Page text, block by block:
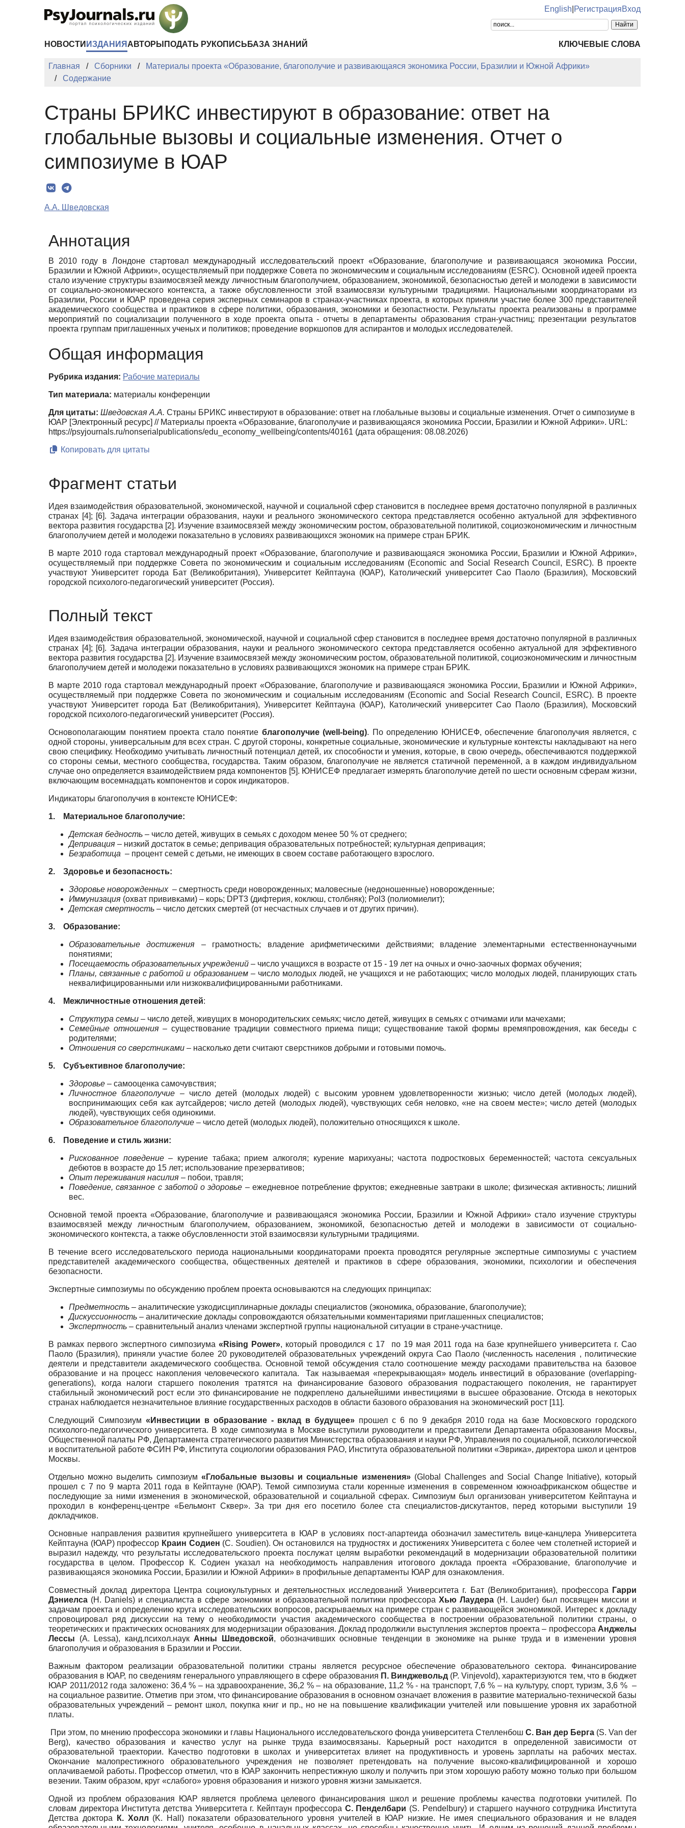
English РегистрацияВход
НОВОСТИ ИЗДАНИЯ АВТОРЫ ПОДАТЬ РУКОПИСЬ БАЗА ЗНАНИЙ КЛЮЧЕВЫЕ СЛОВА
Главная Сборники
Материалы проекта «Образование, благополучие и развивающаяся экономика России, Бразилии и Южной Африки»
Содержание
Страны БРИКС инвестируют в образование: ответ на
глобальные вызовы и социальные изменения. Отчет о
симпозиуме в ЮАР
А.А. Шведовская
Аннотация
В 2010 году в Лондоне стартовал международный исследовательский проект «Образование, благополучие и развивающаяся экономика России,
Бразилии и Южной Африки», осуществляемый при поддержке Cовета по экономическим и социальным исследованиям (ESRC). Основной идеей проекта
стало изучение структуры взаимосвязей между личностным благополучием, образованием, экономикой, безопасностью детей и молодежи в зависимости
от социально-экономического контекста, а также обусловленности этой взаимосвязи культурными традициями. Национальными координаторами из
Бразилии, России и ЮАР проведена серия эксперных семинаров в странах-участниках проекта, в которых приняли участие более 300 представителей
академического сообщества и практиков в сфере политики, образования, экономики и безопастности. Результаты проекта реализованы в программе
мероприятий по социализации полученного в ходе проекта опыта - отчеты в департаменты образования стран-участниц; презентации результатов
проекта группам приглашенных ученых и политиков; проведение воркшопов для аспирантов и молодых исследователей.
Общая информация
Рубрика издания: Рабочие материалы
Тип материала: материалы конференции
Для цитаты: Шведовская А.А. Страны БРИКС инвестируют в образование: ответ на глобальные вызовы и социальные изменения. Отчет о симпозиуме в
ЮАР [Электронный ресурс] // Материалы проекта «Образование, благополучие и развивающаяся экономика России, Бразилии и Южной Африки». URL:
https://psyjournals.ru/nonserialpublications/edu_economy_wellbeing/contents/40161 (дата обращения: 08.08.2026)
Копировать для цитаты
Фрагмент статьи
Идея взаимодействия образовательной, экономической, научной и социальной сфер становится в последнее время достаточно популярной в различных
странах [4]; [6]. Задача интеграции образования, науки и реального экономического сектора представляется особенно актуальной для эффективного
вектора развития государства [2]. Изучение взаимосвязей между экономическим ростом, образовательной политикой, социоэкономическим и личностным
благополучием детей и молодежи показательно в условиях развивающихся экономик на примере стран БРИК.
В марте 2010 года стартовал международный проект «Образование, благополучие и развивающаяся экономика России, Бразилии и Южной Африки»,
осуществляемый при поддержке Cовета по экономическим и социальным исследованиям (Economic and Social Research Council, ESRC). В проекте
участвуют Университет города Бат (Великобритания), Университет Кейптауна (ЮАР), Католический университет Сао Паоло (Бразилия), Московский
городской психолого-педагогический университет (Россия).
Полный текст
Идея взаимодействия образовательной, экономической, научной и социальной сфер становится в последнее время достаточно популярной в различных
странах [4]; [6]. Задача интеграции образования, науки и реального экономического сектора представляется особенно актуальной для эффективного
вектора развития государства [2]. Изучение взаимосвязей между экономическим ростом, образовательной политикой, социоэкономическим и личностным
благополучием детей и молодежи показательно в условиях развивающихся экономик на примере стран БРИК.
В марте 2010 года стартовал международный проект «Образование, благополучие и развивающаяся экономика России, Бразилии и Южной Африки»,
осуществляемый при поддержке Cовета по экономическим и социальным исследованиям (Economic and Social Research Council, ESRC). В проекте
участвуют Университет города Бат (Великобритания), Университет Кейптауна (ЮАР), Католический университет Сао Паоло (Бразилия), Московский
городской психолого-педагогический университет (Россия).
Основополагающим понятием проекта стало понятие благополучие (well-being). По определению ЮНИСЕФ, обеспечение благополучия является, c
одной стороны, универсальным для всех стран. С другой стороны, конкретные социальные, экономические и культурные контексты накладывают на него
свою специфику. Необходимо учитывать личностный потенциал детей, их способности и умения, которые, в свою очередь, обеспечиваются поддержкой
со стороны семьи, местного сообщества, государства. Таким образом, благополучие не является статичной переменной, а в каждом индивидуальном
случае оно определяется взаимодействием ряда компонентов [5]. ЮНИСЕФ предлагает измерять благополучие детей по шести основным сферам жизни,
включающим восемнадцать компонентов и сорок индикаторов.
Индикаторы благополучия в контексте ЮНИСЕФ:
1. Материальное благополучие:
Детская бедность – число детей, живущих в семьях с доходом менее 50 % от среднего;
Депривация – низкий достаток в семье; депривация образовательных потребностей; культурная депривация;
Безработица – процент семей с детьми, не имеющих в своем составе работающего взрослого.
2. Здоровье и безопасность:
Здоровье новорожденных – смертность среди новорожденных; маловесные (недоношенные) новорожденные;
Иммунизация (охват прививками) – корь; DPT3 (дифтерия, коклюш, столбняк); Pol3 (полиомиелит);
Детская смертность – число детских смертей (от несчастных случаев и от других причин).
3. Образование:
Образовательные достижения –грамотность; владение арифметическими действиями; владение элементарными естественнонаучными
понятиями;
Посещаемость образовательных учреждений – число учащихся в возрасте от 15 - 19 лет на очных и очно-заочных формах обучения;
Планы, связанные с работой и образованием –число молодых людей, не учащихся и не работающих; число молодых людей, планирующих стать
неквалифицированными или низкоквалифицированными работниками.
4. Межличностные отношения детей:
Структура семьи – число детей, живущих в монородительских семьях; число детей, живущих в семьях с отчимами или мачехами;
Семейные отношения – существование традиции совместного приема пищи; существование такой формы времяпровождения, как беседы с
родителями;
Отношения со сверстниками – насколько дети считают сверстников добрыми и готовыми помочь.
5. Субъективное благополучие:
Здоровье – самооценка самочувствия;
Личностное благополучие –число детей (молодых людей) с высоким уровнем удовлетворенности жизнью; число детей (молодых людей),
воспринимающих себя как аутсайдеров; число детей (молодых людей), чувствующих себя неловко, «не на своем месте»; число детей (молодых
людей), чувствующих себя одинокими.
Образовательное благополучие – число детей (молодых людей), положительно относящихся к школе.
6. Поведение и стиль жизни:
Рискованное поведение – курение табака; прием алкоголя; курение марихуаны; частота подростковых беременностей; частота сексуальных
дебютов в возрасте до 15 лет; использование презервативов;
Опыт переживания насилия – побои, травля;
Поведение, связанное с заботой о здоровье –ежедневное потребление фруктов; ежедневные завтраки в школе; физическая активность; лишний
вес.
Основной темой проекта «Образование, благополучие и развивающаяся экономика России, Бразилии и Южной Африки» стало изучение структуры
взаимосвязей между личностным благополучием, образованием, экономикой, безопасностью детей и молодежи в зависимости от социально-
экономического контекста, а также обусловленности этой взаимосвязи культурными традициями.
В течение всего исследовательского периода национальными координаторами проекта проводятся регулярные экспертные симпозиумы с участием
представителей академического сообщества, общественных деятелей и практиков в сфере образования, экономики, психологии и обеспечения
безопасности.
Экспертные симпозиумы по обсуждению проблем проекта основываются на следующих принципах:
Предметность – аналитические узкодисциплинарные доклады специалистов (экономика, образование, благополучие);
Дискуссионность – аналитические доклады сопровождаются обязательными комментариями приглашенных специалистов;
Экспертность – сравнительный анализ членами экспертной группы национальной ситуации в стране-участнице.
В рамках первого экспертного симпозиума«Rising Power», который проводился с 17 по 19 мая 2011 года на базе крупнейшего университета г. Сао
Паоло (Бразилия), приняли участие более 20 руководителей образовательных учреждений округа Сао Паоло (численность населения , политические
деятели и представители академического сообщества. Основной темой обсуждения стало соотношение между расходами правительства на базовое
образование и на процесс накопления человеческого капитала. Так называемая «перекрывающая» модель инвестиций в образование (overlapping-
generations), когда налоги старшего поколения тратятся на финансирование базового образования подрастающего поколения, не гарантирует
стабильный экономический рост если это финансирование не подкреплено дальнейшими инвестициями в высшее образование. Отсюда в некоторых
странах наблюдается незначительное влияние государственных расходов в области базового образования на экономический рост [11].
Следующий Симпозиум «Инвестиции в образование - вклад в будущее» прошел с 6 по 9 декабря 2010 года на базе Московского городского
психолого-педагогического университета. В ходе симпозиума в Москве выступили руководители и представители Департамента образования Москвы,
Общественной палаты РФ, Департамента стратегического развития Министерства образования и науки РФ, Управления по социальной, психологической
и воспитательной работе ФСИН РФ, Института социологии образования РАО, Института образовательной политики «Эврика», директора школ и центров
Москвы.
Отдельно можно выделить симпозиум «Глобальные вызовы и социальные изменения»(Global Challenges and Social Change Initiative), который
прошел с 7 по 9 марта 2011 года в Кейптауне (ЮАР). Темой симпозиума стали коренные изменения в современном южноафриканском обществе и
последующие за ними изменения в экономической, образовательной и социальной сферах. Симпозиум был организован университетом Кейптауна и
проходил в конференц-центре «Бельмонт Сквер». За три дня его посетило более ста специалистов-дискутантов, перед которыми выступили 19
докладчиков.
Основные направления развития крупнейшего университета в ЮАР в условиях пост-апартеида обозначил заместитель вице-канцлера Университета
Кейптауна (ЮАР) профессор Краин Содиен (C. Soudien). Он остановился на трудностях и достижениях Университета с более чем столетней историей и
выразил надежду, что результаты исследовательского проекта послужат целям выработки рекомендаций в модернизации образовательной политики
государства в целом. Профессор К. Содиен указал на необходимость направления итогового доклада проекта «Образование, благополучие и
развивающаяся экономика России, Бразилии и Южной Африки» в профильные департаменты ЮАР для ознакомления.
Совместный доклад директора Центра социокультурных и деятельностных исследований Университета г. Бат (Великобритания), профессора
Гарри
Дэниелса (H. Daniels) и специалиста в сфере экономики и образовательной политики профессораХью Лаудера (H. Lauder) был посвящен миссии и
задачам проекта и определению круга исследовательских вопросов, раскрываемых на примере стран с развивающейся экономикой. Интерес к докладу
спровоцировал ряд дискуссии на тему о необходимости участия академического сообщества в построении образовательной политики страны, о
теоретических и практических основаниях для модернизации образования. Доклад продолжили выступления экспертов проекта – профессора Анджелы
Лессы (A. Lessa), канд.психол.наук Анны Шведовской, обозначивших основные тенденции в экономике на рынке труда и в изменении уровня
благополучия и образования в Бразилии и России.
Важным фактором реализации образовательной политики страны является ресурсное обеспечение образовательного сектора. Финансирование
образования в ЮАР, по сведениям генерального управляющего в сфере образования П. Винджевольд(P. Vinjevold), характеризуются тем, что в бюджет
ЮАР 2011/2012 года заложено: 36,4 % – на здравоохранение, 36,2 % – на образование, 11,2 % - на транспорт, 7,6 % – на культуру, спорт, туризм, 3,6 % –
на социальное развитие. Отметив при этом, что финансирование образования в основном означает вложения в развитие материально-технической базы
образовательных учреждений – ремонт школ, покупка книг и пр., но не на повышение квалификации учителей или повышение уровня их заработной
платы.
При этом, по мнению профессора экономики и главы Национального исследовательского фонда университета Стелленбош С. Ван дер Берга (S. Van der
Berg), качество образования и качество услуг на рынке труда взаимосвязаны. Карьерный рост находится в определенной зависимости от
образовательной траектории. Качество подготовки в школах и университетах влияет на продуктивность и уровень зарплаты на рабочих местах.
Окончание малопрестижного образовательного учреждения не позволяет претендовать на получение высоко-квалифицированной и хорошо
оплачиваемой работы. Профессор отметил, что в ЮАР закончить непрестижную школу и получить при этом хорошую работу можно только при большом
везении. Таким образом, круг «слабого» уровня образования и низкого уровня жизни замыкается.
Одной из проблем образования ЮАР является проблема целевого финансирования школ и решение проблемы качества подготовки учитилей. По
словам директора Института детства Университета г. Кейптаун профессора С. Пенделбари (S. Pendelbury) и старшего научного сотрудника Института
Детства доктора
К. Холл (K. Hall) показатели образовательного уровня учителей в ЮАР низкие. Не имея специального образования и не владея